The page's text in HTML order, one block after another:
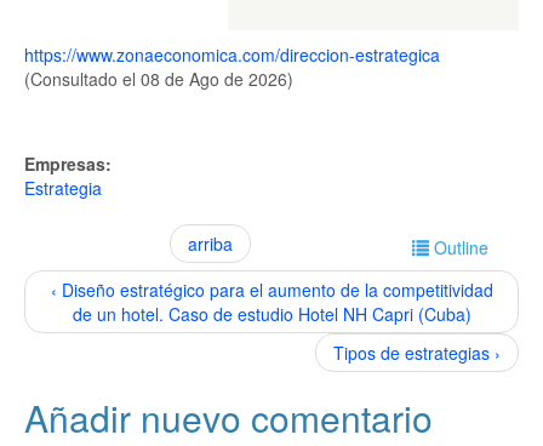
https://www.zonaeconomica.com/direccion-estrategica
(Consultado el 08 de Ago de 2026)
Empresas:
Estrategia
Outline
‹ Diseño estratégico para el aumento de la competitividad
de un hotel. Caso de estudio Hotel NH Capri (Cuba)
arriba
Tipos de estrategias ›
Añadir nuevo comentario